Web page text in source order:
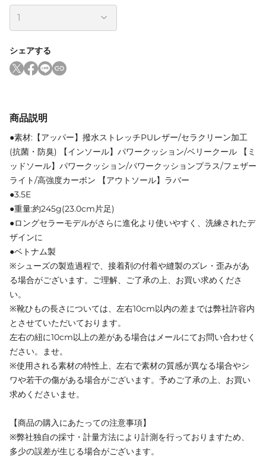
シェアする
商品説明
●素材:【アッパー】撥水ストレッチPUレザー/セラクリーン加工
(抗菌・防臭) 【インソール】パワークッション/ベリークール 【ミ
ッドソール】パワークッション/パワークッションプラス/フェザー
ライト/高強度カーボン 【アウトソール】ラバー
●3.5E
●重量:約245g(23.0cm片足)
●ロングセラーモデルがさらに進化より使いやすく、洗練されたデ
ザインに
●ベトナム製
※シューズの製造過程で、接着剤の付着や縫製のズレ・歪みがあ
る場合がございます。ご理解、ご了承の上、お買い求めくださ
い。
※靴ひもの長さについては、左右10cm以内の差までは弊社許容内
とさせていただいております。
左右の紐に10cm以上の差がある場合はメールにてお問い合わせく
ださい。ませ。
※使用される素材の特性上、左右で素材の質感が異なる場合やシ
ワや若干の傷がある場合がございます。予めご了承の上、お買い
求めくださいませ。
【商品の購入にあたっての注意事項】
※弊社独自の採寸・計量方法により計測を行っておりますため、
多少の誤差が生じる場合がございます。